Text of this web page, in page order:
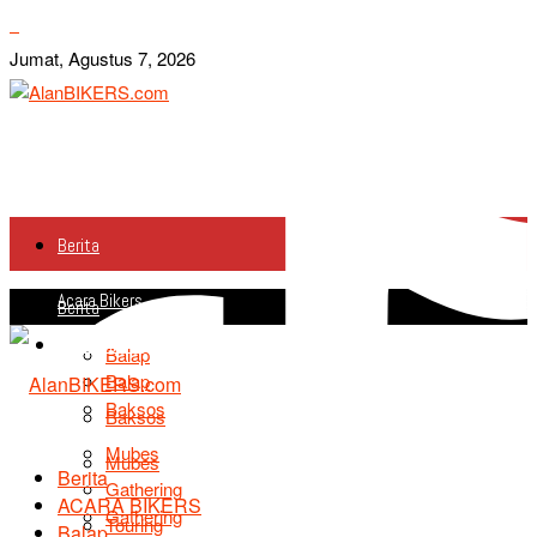
Jumat, Agustus 7, 2026
Berita
Acara Bikers
Balap
Baksos
Mubes
Gathering
Berita
Acara Bikers
Balap
Baksos
Mubes
Gathering
Touring
Berita
ACARA BIKERS